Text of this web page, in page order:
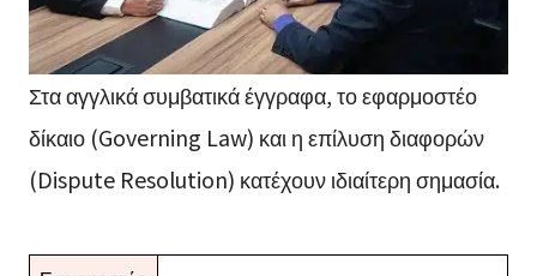
Στα αγγλικά συμβατικά έγγραφα, το εφαρμοστέο
δίκαιο (Governing Law) και η επίλυση διαφορών
(Dispute Resolution) κατέχουν ιδιαίτερη σημασία.